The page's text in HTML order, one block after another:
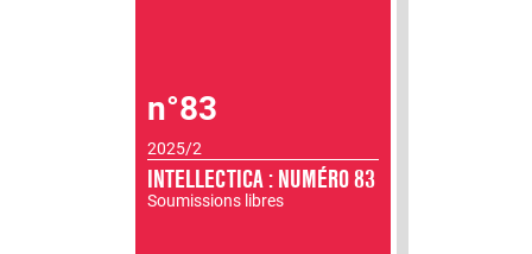
n°83
2025/2
INTELLECTICA : NUMÉRO 83
Soumissions libres